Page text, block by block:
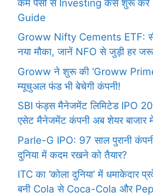
कम पैसों से Investing कैसे शुरू
Guide
Groww Nifty Cements ETF:
नया मौका, जानें NFO से जुड़ी हर
Groww ने शुरू की ‘Groww
म्यूचुअल फंड भी बेचेगी कंपनी!
SBI फंड्स मैनेजमेंट लिमिटेड IPO
एसेट मैनेजमेंट कंपनी अब शेयर बाजार
Parle-G IPO: 97 साल पुरानी
दुनिया में कदम रखने को तैयार?
ITC का ‘कोला दुनिया’ में धमाकेदार
बनी Cola से Coca-Cola और